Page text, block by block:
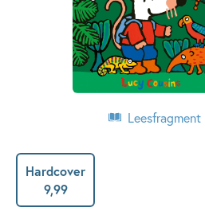
Leesfragment
Hardcover
9,99